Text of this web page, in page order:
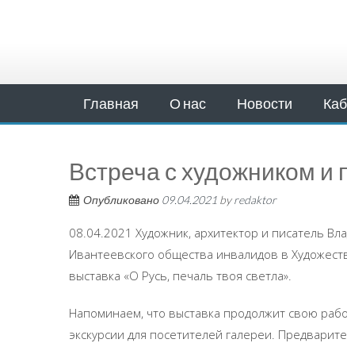
Главная О нас Новости
Встреча с художником и
Опубликовано 09.04.2021 byredaktor
08.04.2021 Художник, архитектор и писатель
Ивантеевского общества инвалидов в
выставка «О Русь, печаль твоя светла».
Напоминаем, что выставка продолжит свою
экскурсии для посетителей галереи.